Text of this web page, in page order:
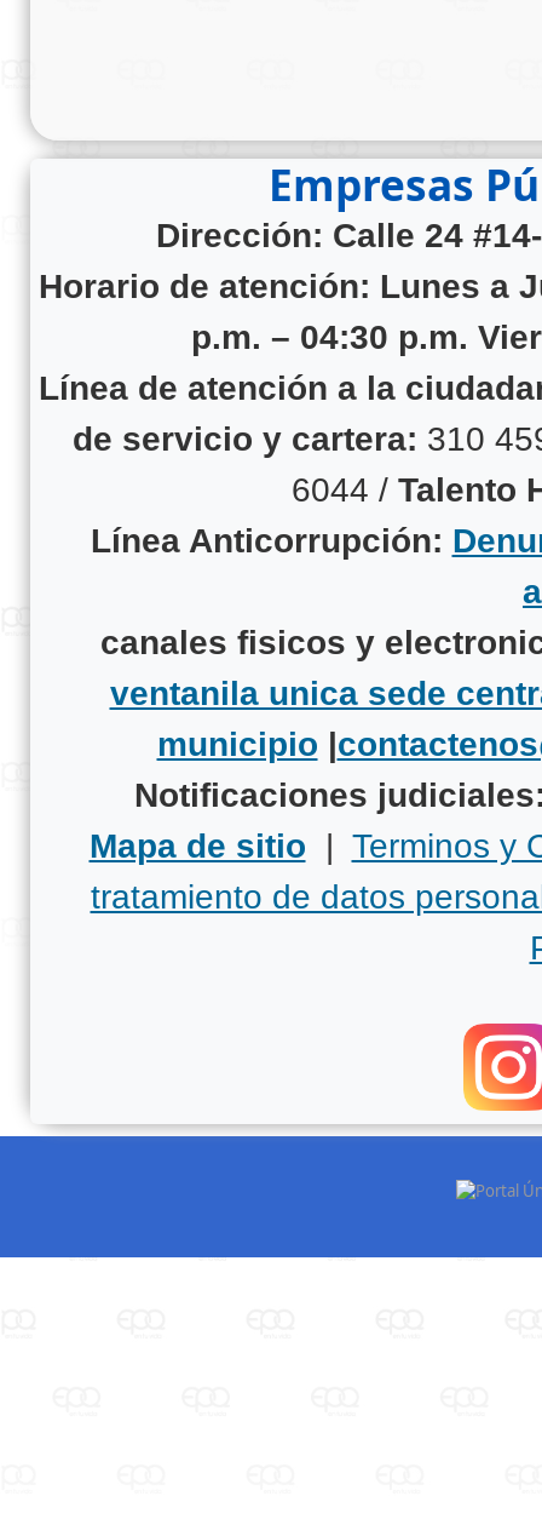
Empresas
Dirección: Calle 24
Horario de atención: Lunes a
p.m. – 04:30 p.m.
Línea de atención a la
de servicio y cartera: 310
6044 / Talento
Línea Anticorrupción:
canales fisicos y
ventanila unica sede
municipio |
Notificaciones
Mapa de sitio | Terminos y
tratamiento de datos